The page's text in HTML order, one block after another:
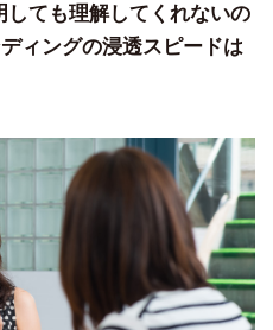
ても理解してくれないの
ィングの浸透スピードは